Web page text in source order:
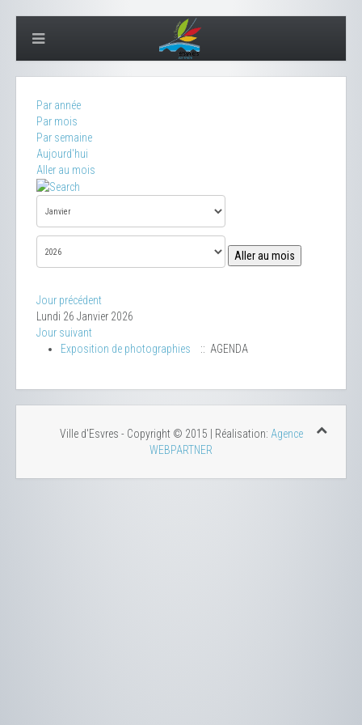
Par année
Par mois
Par semaine
Aujourd'hui
Aller au mois
Aller au mois
Jour précédent
Lundi 26 Janvier 2026
Jour suivant
Exposition de photographies
:: AGENDA
Ville d'Esvres - Copyright © 2015 | Réalisation: Agence
WEBPARTNER